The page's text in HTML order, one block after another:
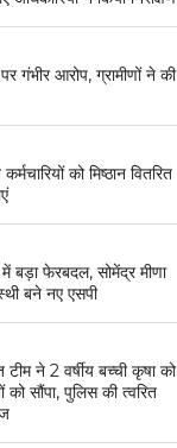
गंभीर आरोप, ग्रामीणों ने की
को मिष्ठान वितरित
बड़ा फेरबदल, सोमेंद्र मीणा
बने नए एसपी
टीम ने 2 वर्षीय बच्ची कृषा को
सौंपा, पुलिस की त्वरित